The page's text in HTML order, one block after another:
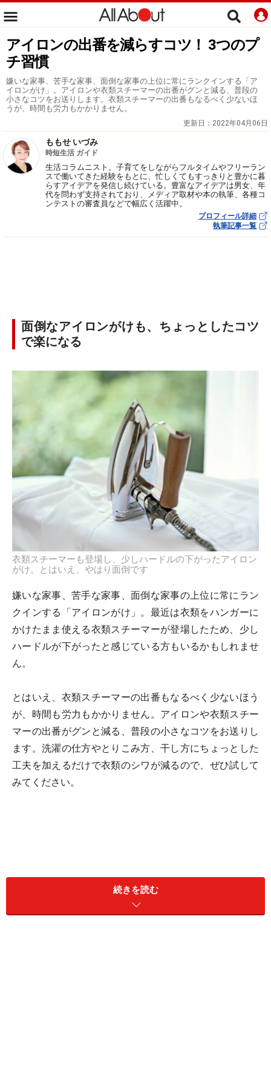
アイロンの出番を減らすコツ！ 3つのプ
チ習慣
嫌いな家事、苦手な家事、面倒な家事の上位に常にランクインする「ア
イロンがけ」。アイロンや衣類スチーマーの出番がグンと減る、普段の
小さなコツをお送りします。衣類スチーマーの出番もなるべく少ないほ
うが、時間も労力もかかりません。
更新日： 2022年04月06日
ももせ いづみ
時短生活 ガイド
生活コラムニスト。子育てをしながらフルタイムやフリーラン
スで働いてきた経験をもとに、忙しくてもすっきりと豊かに暮
らすアイデアを発信し続けている。豊富なアイデアは男女、年
代を問わず支持されており、メディア取材や本の執筆、各種コ
ンテストの審査員などで幅広く活躍中。
プロフィール詳細
執筆記事一覧
面倒なアイロンがけも、ちょっとしたコツ
で楽になる
衣類スチーマーも登場し、少しハードルの下がったアイロン
がけ。とはいえ、やはり面倒です
嫌いな家事、苦手な家事、面倒な家事の上位に常にラン
クインする「アイロンがけ」。最近は衣類をハンガーに
かけたまま使える衣類スチーマーが登場したため、少し
ハードルが下がったと感じている方もいるかもしれませ
ん。
とはいえ、衣類スチーマーの出番もなるべく少ないほう
が、時間も労力もかかりません。アイロンや衣類スチー
マーの出番がグンと減る、普段の小さなコツをお送りし
ます。洗濯の仕方やとりこみ方、干し方にちょっとした
工夫を加えるだけで衣類のシワが減るので、ぜひ試して
みてください。
続きを読む